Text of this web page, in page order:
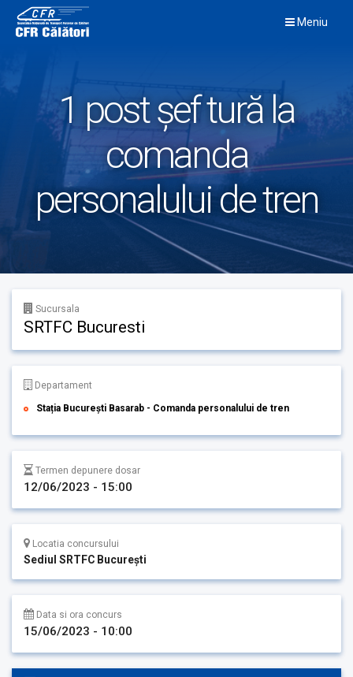
content
Meniu
1 post șef tură la
comanda
personalului de tren
Sucursala
SRTFC Bucuresti
Departament
Stația București Basarab - Comanda personalului de tren
Termen depunere dosar
12/06/2023 - 15:00
Locatia concursului
Sediul SRTFC București
Data si ora concurs
15/06/2023 - 10:00